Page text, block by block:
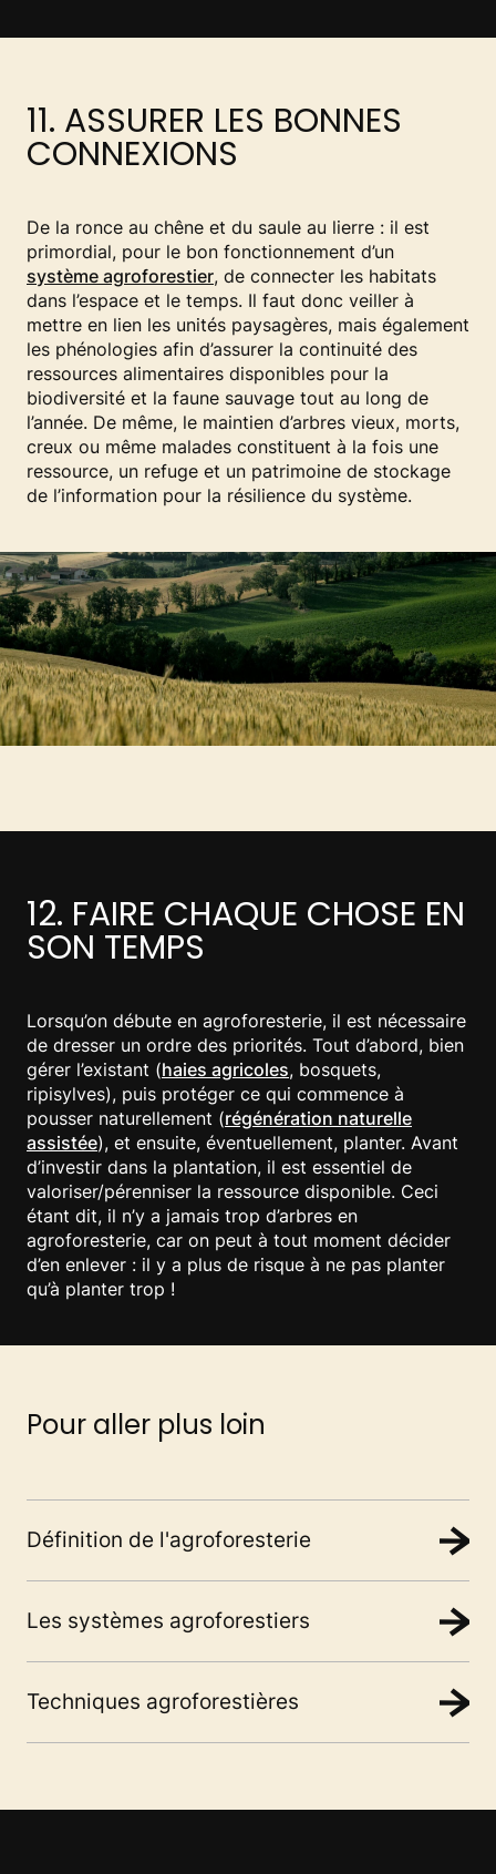
11. ASSURER LES BONNES
CONNEXIONS
De la ronce au chêne et du saule au lierre : il est
primordial, pour le bon fonctionnement d’un
système agroforestier, de connecter les habitats
dans l’espace et le temps. Il faut donc veiller à
mettre en lien les unités paysagères, mais également
les phénologies afin d’assurer la continuité des
ressources alimentaires disponibles pour la
biodiversité et la faune sauvage tout au long de
l’année. De même, le maintien d’arbres vieux, morts,
creux ou même malades constituent à la fois une
ressource, un refuge et un patrimoine de stockage
de l’information pour la résilience du système.
12. FAIRE CHAQUE CHOSE EN
SON TEMPS
Lorsqu’on débute en agroforesterie, il est nécessaire
de dresser un ordre des priorités. Tout d’abord, bien
gérer l’existant (haies agricoles, bosquets,
ripisylves), puis protéger ce qui commence à
pousser naturellement (régénération naturelle
assistée), et ensuite, éventuellement, planter. Avant
d’investir dans la plantation, il est essentiel de
valoriser/pérenniser la ressource disponible. Ceci
étant dit, il n’y a jamais trop d’arbres en
agroforesterie, car on peut à tout moment décider
d’en enlever : il y a plus de risque à ne pas planter
qu’à planter trop !
Pour aller plus loin
Définition de l'agroforesterie
Les systèmes agroforestiers
Techniques agroforestières